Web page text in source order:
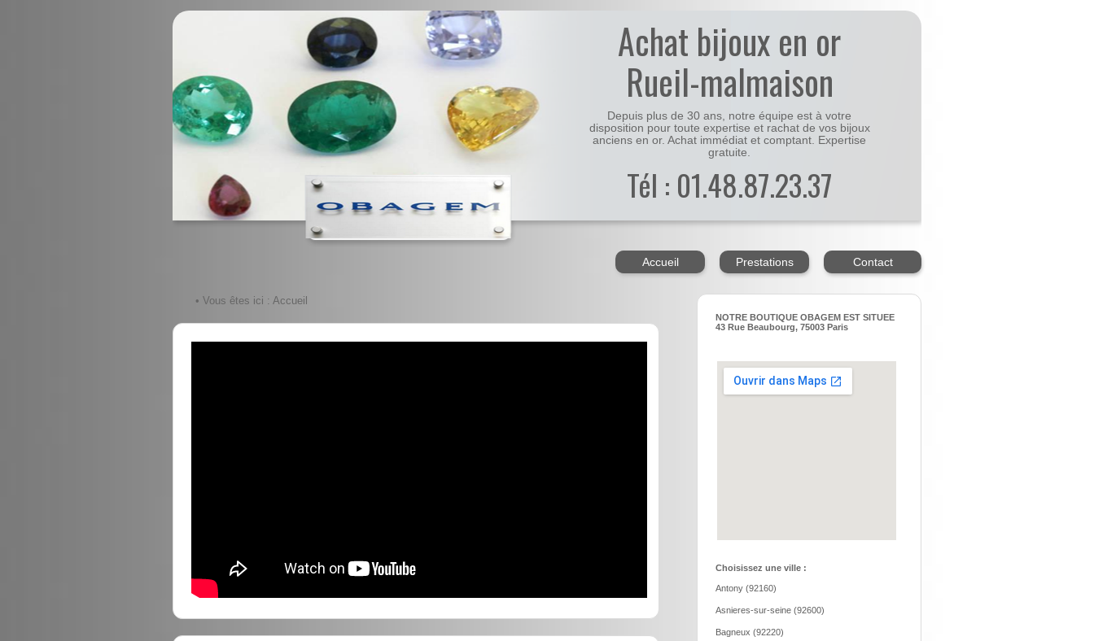
Achat bijoux en or
Rueil-malmaison
Depuis plus de 30 ans, notre équipe est à votre
disposition pour toute expertise et rachat de vos bijoux
anciens en or. Achat immédiat et comptant. Expertise
gratuite.
Tél : 01.48.87.23.37
Accueil Prestations Contact
• Vous êtes ici : Accueil
NOTRE BOUTIQUE OBAGEM EST SITUEE
43 Rue Beaubourg, 75003 Paris
Choisissez une ville :
Antony (92160)
Asnieres-sur-seine (92600)
Bagneux (92220)